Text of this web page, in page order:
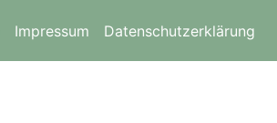
Impressum Datenschutzerklärung